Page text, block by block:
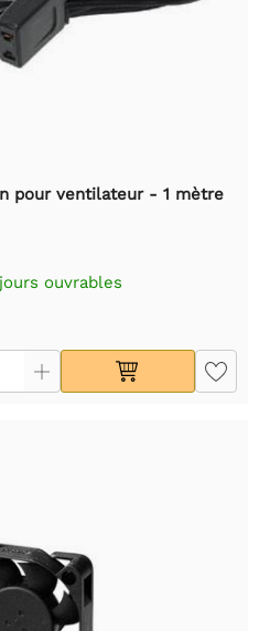
pour ventilateur - 1 mètre
ouvrables